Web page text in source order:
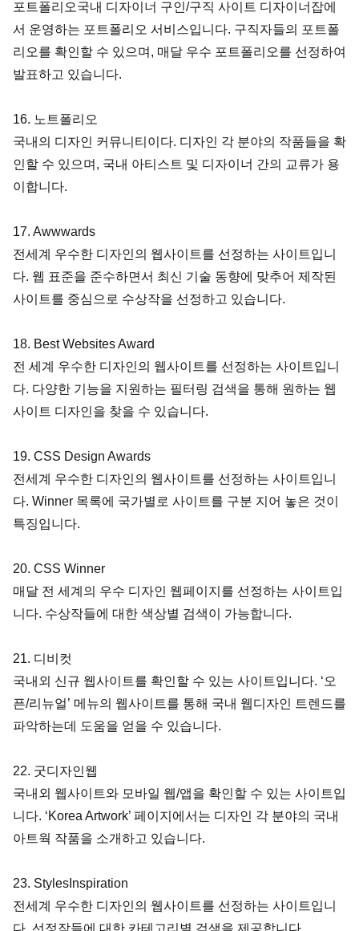
포트폴리오국내 디자이너 구인/구직 사이트 디자이너잡에
서 운영하는 포트폴리오 서비스입니다. 구직자들의 포트폴
리오를 확인할 수 있으며, 매달 우수 포트폴리오를 선정하여
발표하고 있습니다.
16. 노트폴리오
국내의 디자인 커뮤니티이다. 디자인 각 분야의 작품들을 확
인할 수 있으며, 국내 아티스트 및 디자이너 간의 교류가 용
이합니다.
17. Awwwards
전세계 우수한 디자인의 웹사이트를 선정하는 사이트입니
다. 웹 표준을 준수하면서 최신 기술 동향에 맞추어 제작된
사이트를 중심으로 수상작을 선정하고 있습니다.
18. Best Websites Award
전 세계 우수한 디자인의 웹사이트를 선정하는 사이트입니
다. 다양한 기능을 지원하는 필터링 검색을 통해 원하는 웹
사이트 디자인을 찾을 수 있습니다.
19. CSS Design Awards
전세계 우수한 디자인의 웹사이트를 선정하는 사이트입니
다. Winner 목록에 국가별로 사이트를 구분 지어 놓은 것이
특징입니다.
20. CSS Winner
매달 전 세계의 우수 디자인 웹페이지를 선정하는 사이트입
니다. 수상작들에 대한 색상별 검색이 가능합니다.
21. 디비컷
국내외 신규 웹사이트를 확인할 수 있는 사이트입니다. ‘오
픈/리뉴얼’ 메뉴의 웹사이트를 통해 국내 웹디자인 트렌드를
파악하는데 도움을 얻을 수 있습니다.
22. 굿디자인웹
국내외 웹사이트와 모바일 웹/앱을 확인할 수 있는 사이트입
니다. ‘Korea Artwork’ 페이지에서는 디자인 각 분야의 국내
아트웍 작품을 소개하고 있습니다.
23. StylesInspiration
전세계 우수한 디자인의 웹사이트를 선정하는 사이트입니